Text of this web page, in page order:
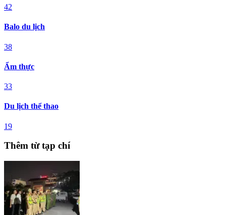
42
Balo du lịch
38
Ẩm thực
33
Du lịch thể thao
19
Thêm từ tạp chí